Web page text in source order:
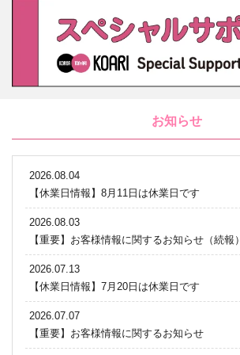
お知らせ
2026.08.04
【休業日情報】8月11日は休業日です
2026.08.03
【重要】お客様情報に関するお知らせ（続報）
2026.07.13
【休業日情報】7月20日は休業日です
2026.07.07
【重要】お客様情報に関するお知らせ